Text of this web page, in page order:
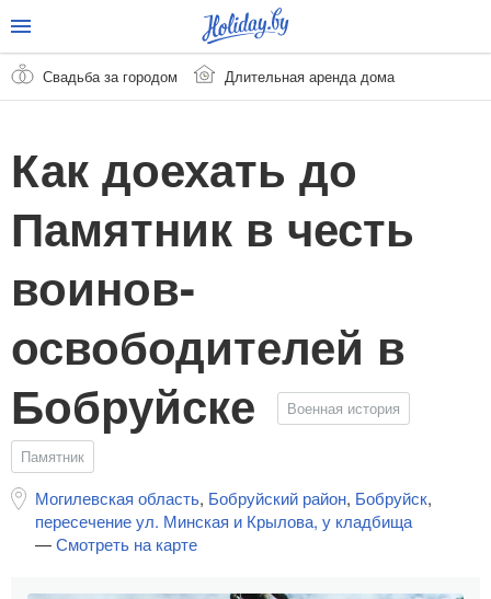
Свадьба за городом Длительная аренда дома
Как доехать до
Памятник в честь
воинов-
освободителей в
Бобруйске
Военная история
Памятник
Могилевская область, Бобруйский район, Бобруйск,
пересечение ул. Минская и Крылова, у кладбища
—Смотреть на карте